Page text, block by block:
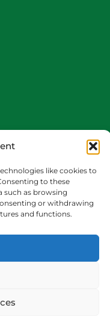
like cookies to
to these
such as browsing
or withdrawing
and functions.
Cantabria
y de 15:00 a